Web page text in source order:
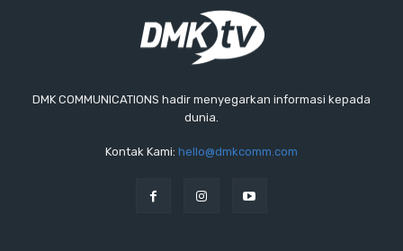
DMK COMMUNICATIONS hadir menyegarkan informasi kepada
dunia.
Kontak Kami: hello@dmkcomm.com